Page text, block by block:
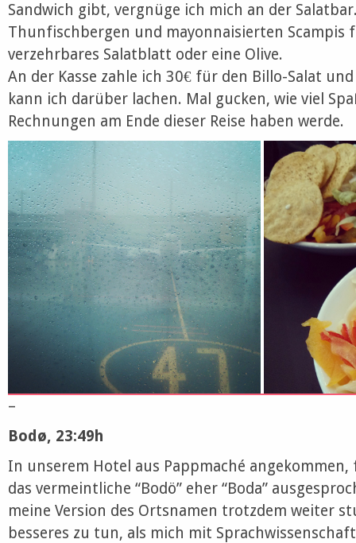
Sandwich gibt, vergnüge ich mich an der
Thunfischbergen und mayonnaisierten Scampis
verzehrbares Salatblatt oder eine Olive.
An der Kasse zahle ich 30€ für den Billo-Salat
kann ich darüber lachen. Mal gucken, wie viel
Rechnungen am Ende dieser Reise haben werde.
–
Bodø, 23:49h
In unserem Hotel aus Pappmaché
das vermeintliche “Bodö” eher “Boda”
meine Version des Ortsnamen trotzdem weiter
besseres zu tun, als mich mit